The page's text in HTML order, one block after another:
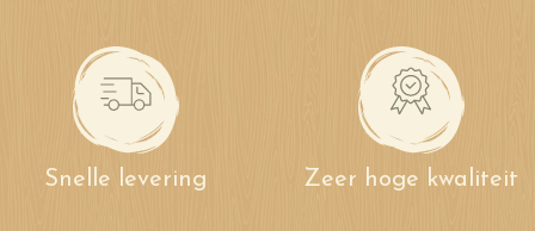
Snelle levering Zeer hoge kwaliteit